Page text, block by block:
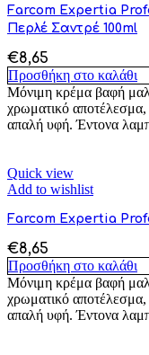
Farcom Expertia
Περλέ Σαντρέ 100ml
€8,65
Προσθήκη στο καλάθι
Μόνιμη κρέμα βαφή
χρωματικό
απαλή υφή. Έντονα
Quick view
Add to wishlist
Farcom Expertia
€8,65
Προσθήκη στο καλάθι
Μόνιμη κρέμα βαφή
χρωματικό
απαλή υφή. Έντονα